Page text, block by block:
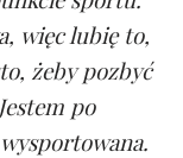
więc lubię to,
żeby pozbyć
Jestem po